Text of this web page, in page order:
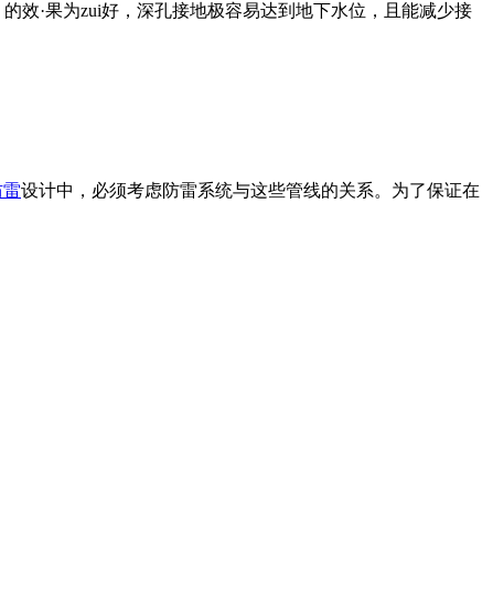
效·果为zui好，深孔接地极容易达到地下水位，且能减少接
雷设计中，必须考虑防雷系统与这些管线的关系。为了保证在